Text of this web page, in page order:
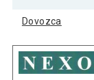
Dovozca